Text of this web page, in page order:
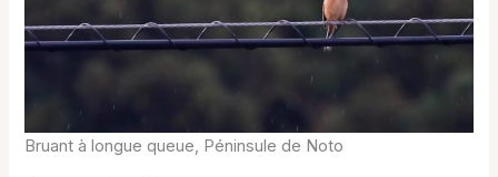
Bruant à longue queue, Péninsule de Noto